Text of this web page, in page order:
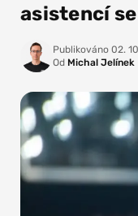
asistencí
Publikováno 02.
Od Michal Jelínek